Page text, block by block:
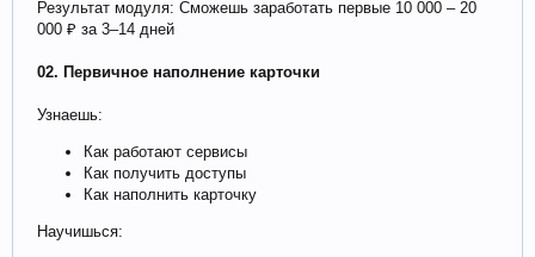
Результат модуля: Сможешь заработать первые 10 000 – 20
000 ₽ за 3–14 дней
02. Первичное наполнение карточки
Узнаешь:
Как работают сервисы
Как получить доступы
Как наполнить карточку
Научишься: